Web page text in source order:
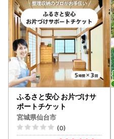
ふるさと安心 お片づけサ
ポートチケット
宮城県仙台市
(0)